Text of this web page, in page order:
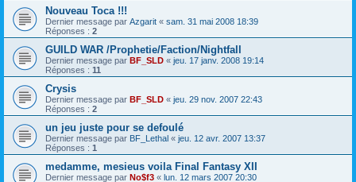
Nouveau Toca !!!
Dernier message par Azgarit « sam. 31 mai 2008 18:39
Réponses : 2
GUILD WAR /Prophetie/Faction/Nightfall
Dernier message par BF_SLD « jeu. 17 janv. 2008 19:14
Réponses : 11
Crysis
Dernier message par BF_SLD « jeu. 29 nov. 2007 22:43
Réponses : 2
un jeu juste pour se defoulé
Dernier message par BF_Lethal « jeu. 12 avr. 2007 13:37
Réponses : 1
medamme, mesieus voila Final Fantasy XII
Dernier message par No$f3 « lun. 12 mars 2007 20:30